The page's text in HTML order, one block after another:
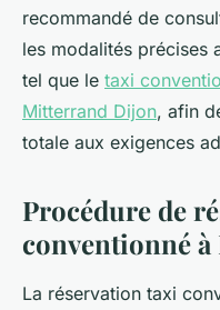
recommandé de
les modalités précises
tel que le taxi
Mitterrand Dijon, afin
totale aux exigences
Procédure de
conventionné
La réservation taxi